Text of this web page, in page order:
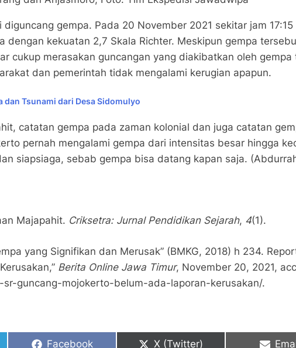
gempa. Pada 20 November 2021 sekitar jam
kekuatan 2,7 Skala Richter. Meskipun gempa
cukup merasakan guncangan yang diakibatkan oleh
dan pemerintah tidak mengalami kerugian apapun.
dan Tsunami dari Desa Sidomulyo
catatan gempa pada zaman kolonial dan juga catatan
pernah mengalami gempa dari intensitas besar hingga
siapsiaga, sebab gempa bisa datang kapan saja.
Majapahit. Criksetra: Jurnal Pendidikan Sejarah, 4(1).
yang Signifikan dan Merusak” (BMKG, 2018) h 234.
Berita Online Jawa Timur, November 20, 2021,
guncang-mojokerto-belum-ada-laporan-kerusakan/.
Share
Facebook
Share
X (Twitter)